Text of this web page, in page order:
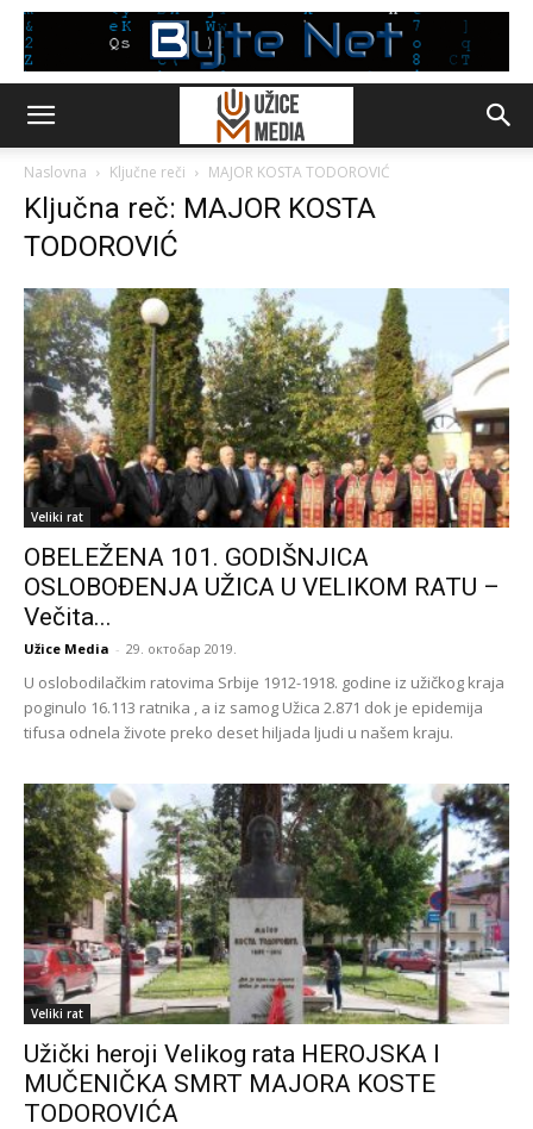
Naslovna Ključne reči MAJOR KOSTA TODOROVIĆ
Ključna reč: MAJOR KOSTA
TODOROVIĆ
Veliki rat
OBELEŽENA 101. GODIŠNJICA
OSLOBOĐENJA UŽICA U VELIKOM RATU –
Večita...
Užice Media - 29. октобар 2019.
U oslobodilačkim ratovima Srbije 1912-1918. godine iz užičkog kraja
poginulo 16.113 ratnika , a iz samog Užica 2.871 dok je epidemija
tifusa odnela živote preko deset hiljada ljudi u našem kraju.
Veliki rat
Užički heroji Velikog rata HEROJSKA I
MUČENIČKA SMRT MAJORA KOSTE
TODOROVIĆA